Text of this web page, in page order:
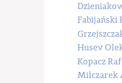
Fabijański
Husev
Kopacz
Milczarek